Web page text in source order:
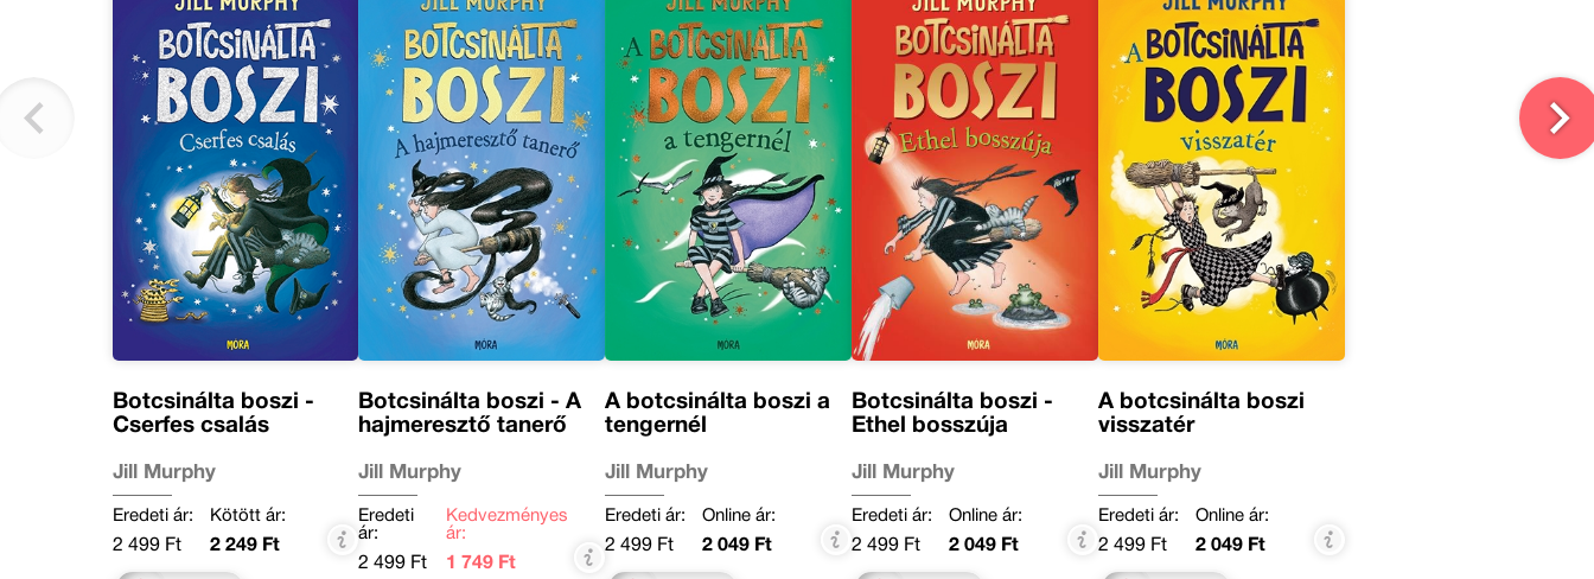
Botcsinálta boszi -
Cserfes csalás
Jill Murphy
Eredeti ár:
2 499 Ft
Kötött ár:
2 249 Ft
Botcsinálta boszi - A
hajmeresztő tanerő
Jill Murphy
Eredeti
ár:
2 499 Ft
Kedvezményes
ár:
1 749 Ft
A botcsinálta boszi a
tengernél
Jill Murphy
Eredeti ár:
2 499 Ft
Online ár:
2 049 Ft
Botcsinálta boszi -
Ethel bosszúja
Jill Murphy
Eredeti ár:
2 499 Ft
Online ár:
2 049 Ft
A botcsinálta boszi
visszatér
Jill Murphy
Eredeti ár:
2 499 Ft
Online ár:
2 049 Ft